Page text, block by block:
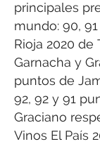
principales
mundo: 90,
Rioja 2020 de
Garnacha y
puntos de
92, 92 y 91
Graciano
Vinos El País